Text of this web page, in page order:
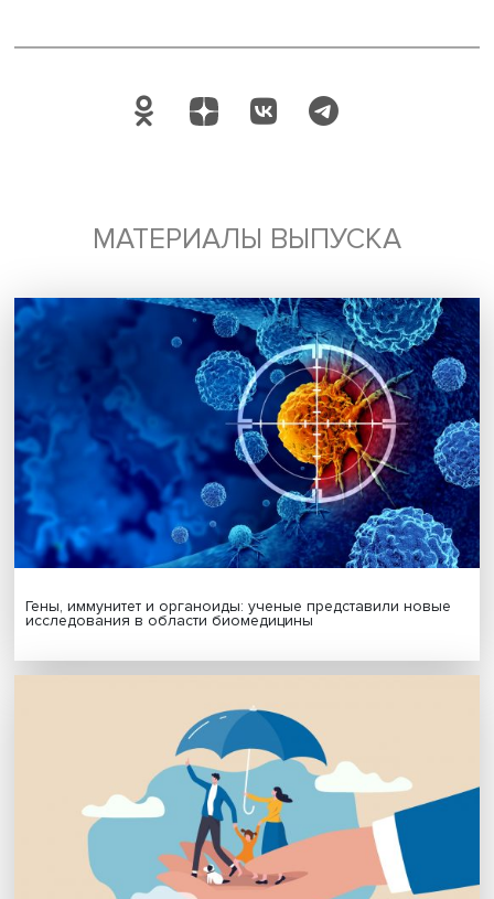
Будь всегда в курсе !
Подпишись на наши новости:
Подписаться
персональных данных